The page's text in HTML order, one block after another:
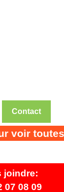
Contact
nos
joindre:
07 08 09